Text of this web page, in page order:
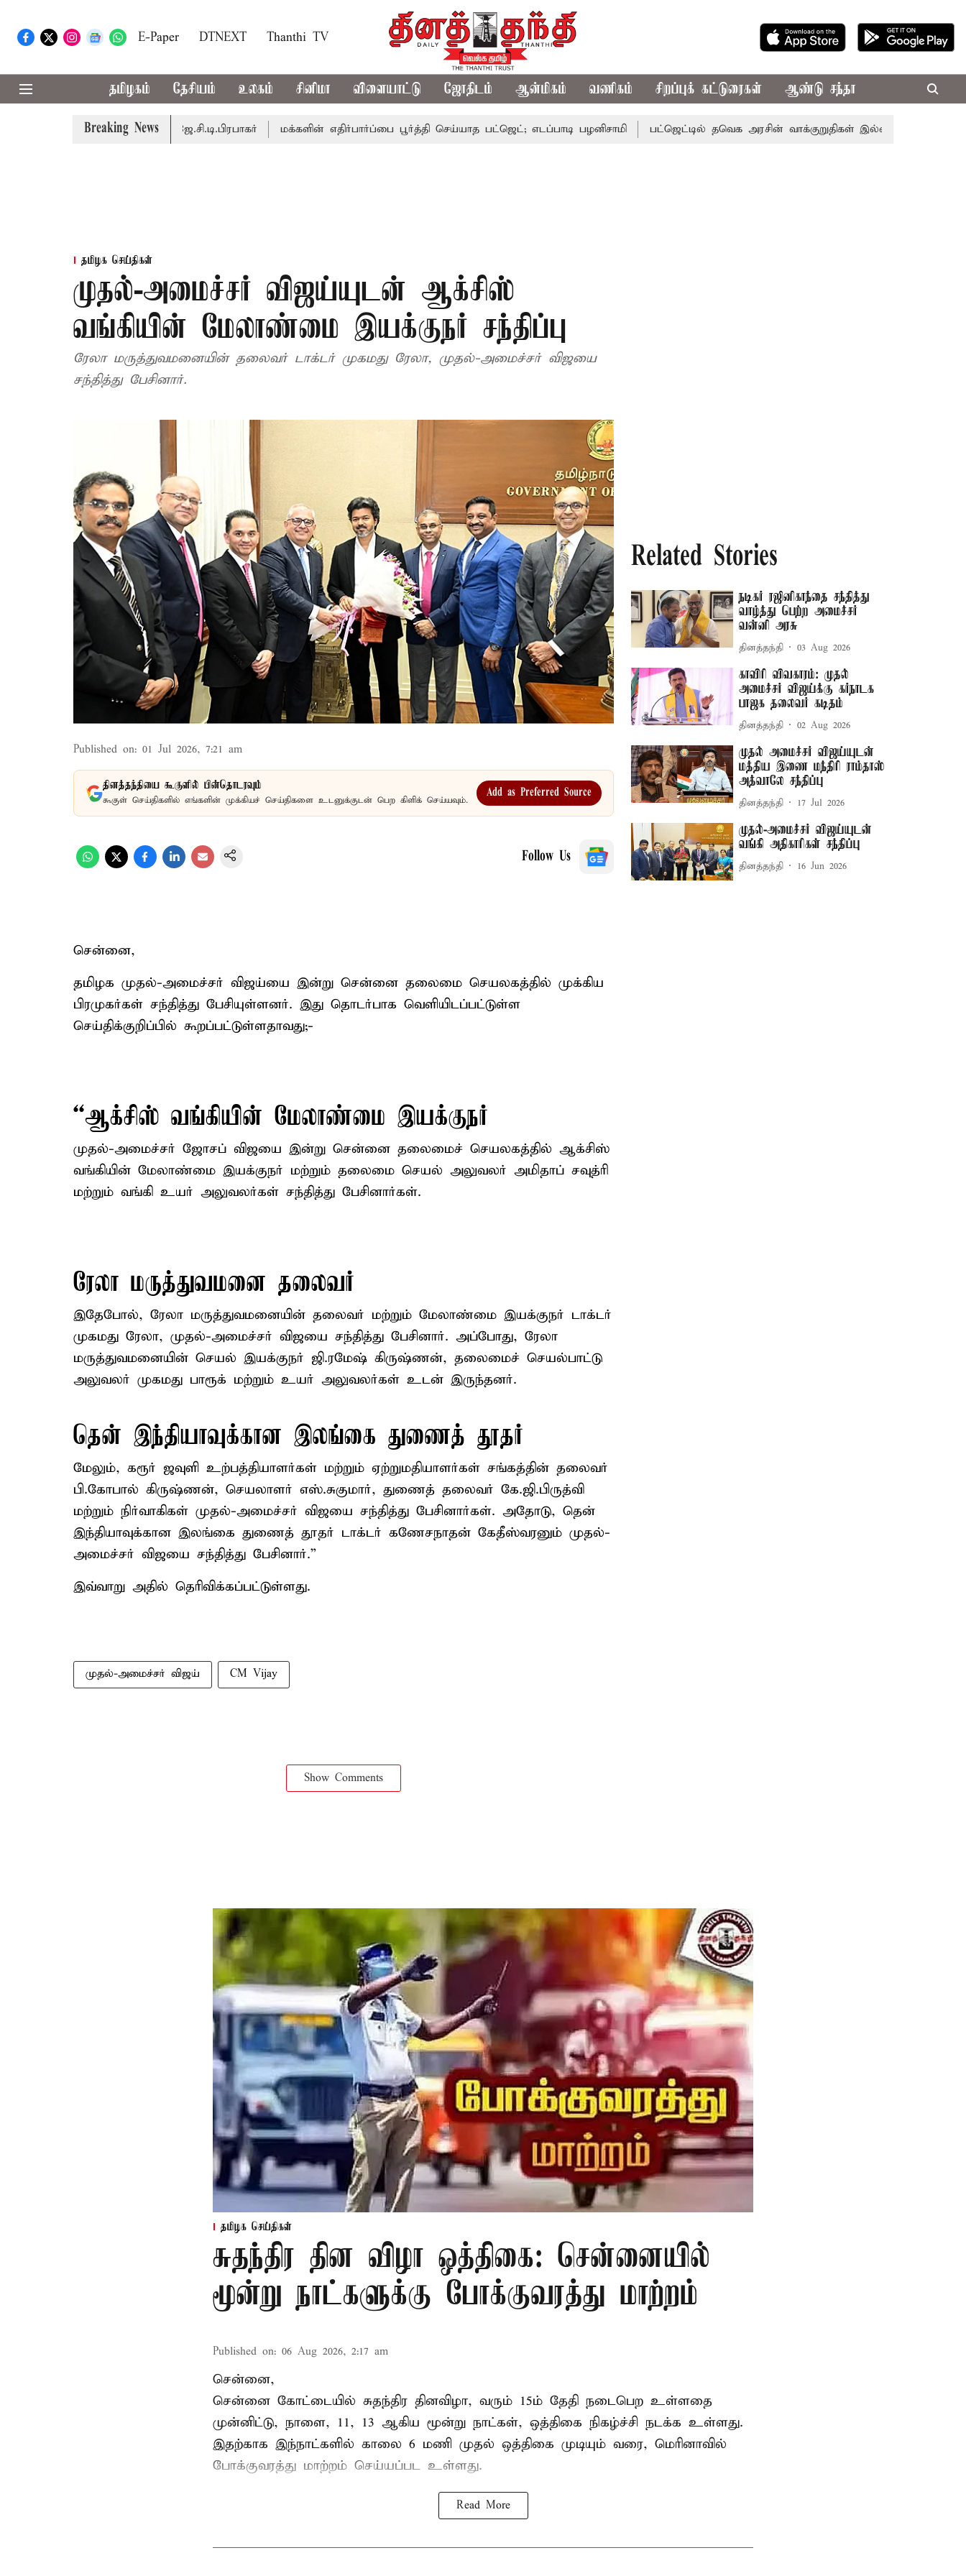
E-Paper DTNEXT Thanthi TV
தமிழகம் தேசியம் உலகம் சினிமா விளையாட்டு ஜோதிடம் ஆன்மிகம் வணிகம் சிறப்புக் கட்டுரைகள் ஆண்டு சந்தா
Breaking News
- சபாநாயகர் ஜே.சி.டி.பிரபாகர் மக்களின் எதிர்பார்ப்பை பூர்த்தி செய்யாத பட்ஜெட்; எடப்பாடி பழனிசாமி பட்ஜெட்டில் தவெக அரசின் வாக்குறுதிகள் இல்லை - எடப்பாடி பழனிசாமி
தமிழக செய்திகள்
முதல்-அமைச்சர் விஜய்யுடன் ஆக்சிஸ்
வங்கியின் மேலாண்மை இயக்குநர் சந்திப்பு
ரேலா மருத்துவமனையின் தலைவர் டாக்டர் முகமது ரேலா, முதல்-அமைச்சர் விஜயை
சந்தித்து பேசினார்.
Published on: 01 Jul 2026, 7:21 am
தினத்தந்தியை கூகுளில் பின்தொடரவும்
கூகுள் செய்திகளில் எங்களின் முக்கியச் செய்திகளை உடனுக்குடன் பெற கிளிக் செய்யவும்.
Add as Preferred Source
Follow Us
சென்னை,
தமிழக முதல்-அமைச்சர் விஜய்யை இன்று சென்னை தலைமை செயலகத்தில் முக்கிய
பிரமுகர்கள் சந்தித்து பேசியுள்ளனர். இது தொடர்பாக வெளியிடப்பட்டுள்ள
செய்திக்குறிப்பில் கூறப்பட்டுள்ளதாவது;-
“ஆக்சிஸ் வங்கியின் மேலாண்மை இயக்குநர்
முதல்-அமைச்சர் ஜோசப் விஜயை இன்று சென்னை தலைமைச் செயலகத்தில் ஆக்சிஸ்
வங்கியின் மேலாண்மை இயக்குநர் மற்றும் தலைமை செயல் அலுவலர் அமிதாப் சவுத்ரி
மற்றும் வங்கி உயர் அலுவலர்கள் சந்தித்து பேசினார்கள்.
ரேலா மருத்துவமனை தலைவர்
இதேபோல், ரேலா மருத்துவமனையின் தலைவர் மற்றும் மேலாண்மை இயக்குநர் டாக்டர்
முகமது ரேலா, முதல்-அமைச்சர் விஜயை சந்தித்து பேசினார். அப்போது, ரேலா
மருத்துவமனையின் செயல் இயக்குநர் ஜி.ரமேஷ் கிருஷ்ணன், தலைமைச் செயல்பாட்டு
அலுவலர் முகமது பாரூக் மற்றும் உயர் அலுவலர்கள் உடன் இருந்தனர்.
தென் இந்தியாவுக்கான இலங்கை துணைத் தூதர்
மேலும், கரூர் ஜவுளி உற்பத்தியாளர்கள் மற்றும் ஏற்றுமதியாளர்கள் சங்கத்தின் தலைவர்
பி.கோபால் கிருஷ்ணன், செயலாளர் எஸ்.சுகுமார், துணைத் தலைவர் கே.ஜி.பிருத்வி
மற்றும் நிர்வாகிகள் முதல்-அமைச்சர் விஜயை சந்தித்து பேசினார்கள். அதோடு, தென்
இந்தியாவுக்கான இலங்கை துணைத் தூதர் டாக்டர் கணேசநாதன் கேதீஸ்வரனும் முதல்-
அமைச்சர் விஜயை சந்தித்து பேசினார்.”
இவ்வாறு அதில் தெரிவிக்கப்பட்டுள்ளது.
முதல்-அமைச்சர் விஜய் CM Vijay
Show Comments
Related Stories
நடிகர் ரஜினிகாந்தை சந்தித்து
வாழ்த்து பெற்ற அமைச்சர்
வன்னி அரசு
தினத்தந்தி 03 Aug 2026
காவிரி விவகாரம்: முதல்
அமைச்சர் விஜய்க்கு கர்நாடக
பாஜக தலைவர் கடிதம்
தினத்தந்தி 02 Aug 2026
முதல் அமைச்சர் விஜய்யுடன்
மத்திய இணை மந்திரி ராம்தாஸ்
அத்வாலே சந்திப்பு
தினத்தந்தி 17 Jul 2026
முதல்-அமைச்சர் விஜய்யுடன்
வங்கி அதிகாரிகள் சந்திப்பு
தினத்தந்தி 16 Jun 2026
தமிழக செய்திகள்
சுதந்திர தின விழா ஒத்திகை: சென்னையில்
மூன்று நாட்களுக்கு போக்குவரத்து மாற்றம்
Published on: 06 Aug 2026, 2:17 am
சென்னை,
சென்னை கோட்டையில் சுதந்திர தினவிழா, வரும் 15ம் தேதி நடைபெற உள்ளதை
முன்னிட்டு, நாளை, 11, 13 ஆகிய மூன்று நாட்கள், ஒத்திகை நிகழ்ச்சி நடக்க உள்ளது.
இதற்காக இந்நாட்களில் காலை 6 மணி முதல் ஒத்திகை முடியும் வரை, மெரினாவில்
போக்குவரத்து மாற்றம் செய்யப்பட உள்ளது.
Read More